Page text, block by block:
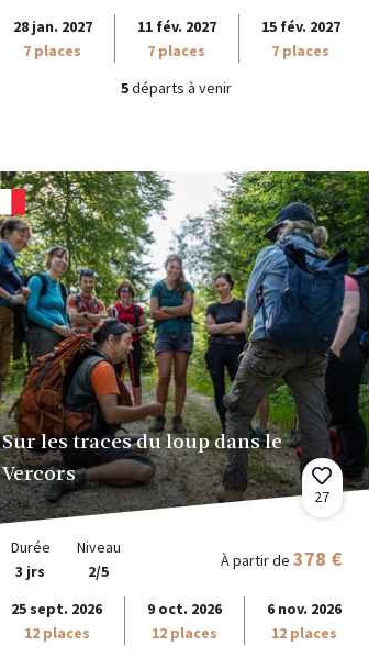
28 jan. 2027
7 places
11 fév. 2027
7 places
15 fév. 2027
7 places
5départs à venir
Sur les traces du loup dans le
Vercors
27
Durée
3 jrs
Niveau
2/5
À partir de 378 €
25 sept. 2026
12 places
9 oct. 2026
12 places
6 nov. 2026
12 places